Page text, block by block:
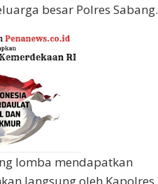
besar Polres Sabang.
lomba mendapatkan